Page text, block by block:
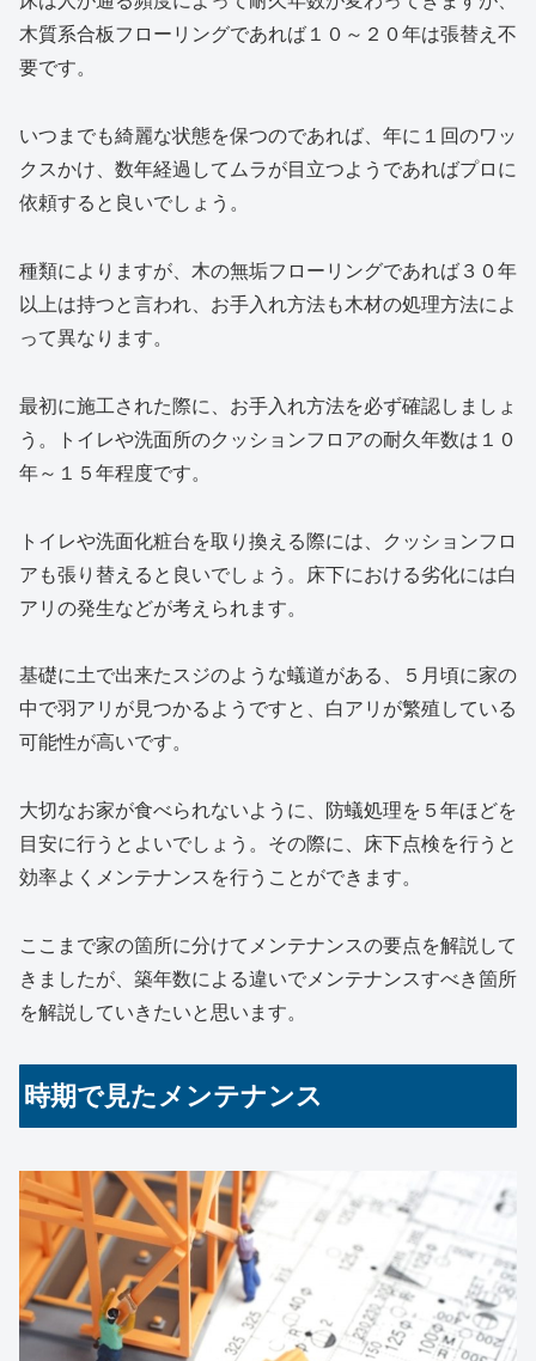
木質系合板フローリングであれば１０～２０年は張替え不
要です。
いつまでも綺麗な状態を保つのであれば、年に１回のワッ
クスかけ、数年経過してムラが目立つようであればプロに
依頼すると良いでしょう。
種類によりますが、木の無垢フローリングであれば３０年
以上は持つと言われ、お手入れ方法も木材の処理方法によ
って異なります。
最初に施工された際に、お手入れ方法を必ず確認しましょ
う。トイレや洗面所のクッションフロアの耐久年数は１０
年～１５年程度です。
トイレや洗面化粧台を取り換える際には、クッションフロ
アも張り替えると良いでしょう。
床下における劣化には白
アリの発生などが考えられます。
基礎に土で出来たスジのような蟻道がある、５月頃に家の
中で羽アリが見つかるようですと、白アリが繁殖している
可能性が高いです。
大切なお家が食べられないように、
防蟻処理を５年ほどを
目安に行うとよいでしょう。その際に、床下点検を行うと
効率よくメンテナンスを行うことができます。
ここまで家の箇所に分けてメンテナンスの要点を解説して
きましたが、築年数による違いでメンテナンスすべき箇所
を解説していきたいと思います。
時期で見たメンテナンス